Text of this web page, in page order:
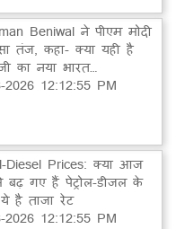
Beniwal ने पीएम मोदी
तंज, कहा- क्या यही है
का नया भारत…
2026 12:12:55 PM
Diesel Prices: क्या आज
बढ़ गए हैं पेट्रोल-डीजल के
है ताजा रेट
2026 12:12:55 PM